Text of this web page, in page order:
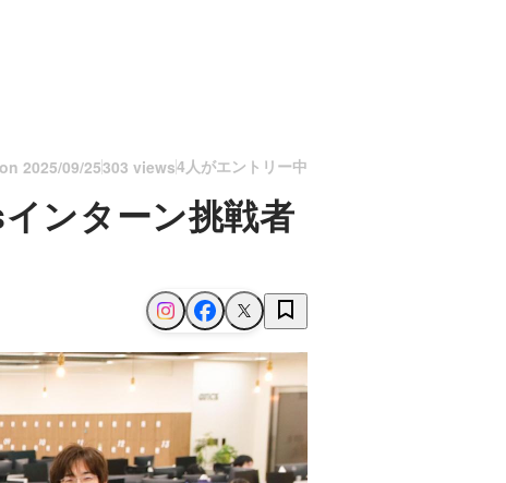
on 2025/09/25303 views4人がエントリー中
ンターン挑戦者